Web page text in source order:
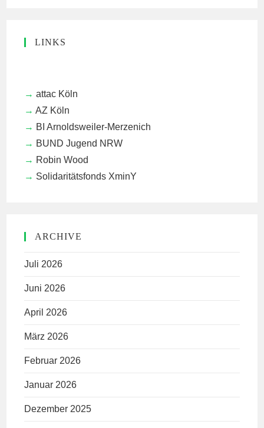
LINKS
attac Köln
AZ Köln
BI Arnoldsweiler-Merzenich
BUND Jugend NRW
Robin Wood
Solidaritätsfonds XminY
ARCHIVE
Juli 2026
Juni 2026
April 2026
März 2026
Februar 2026
Januar 2026
Dezember 2025